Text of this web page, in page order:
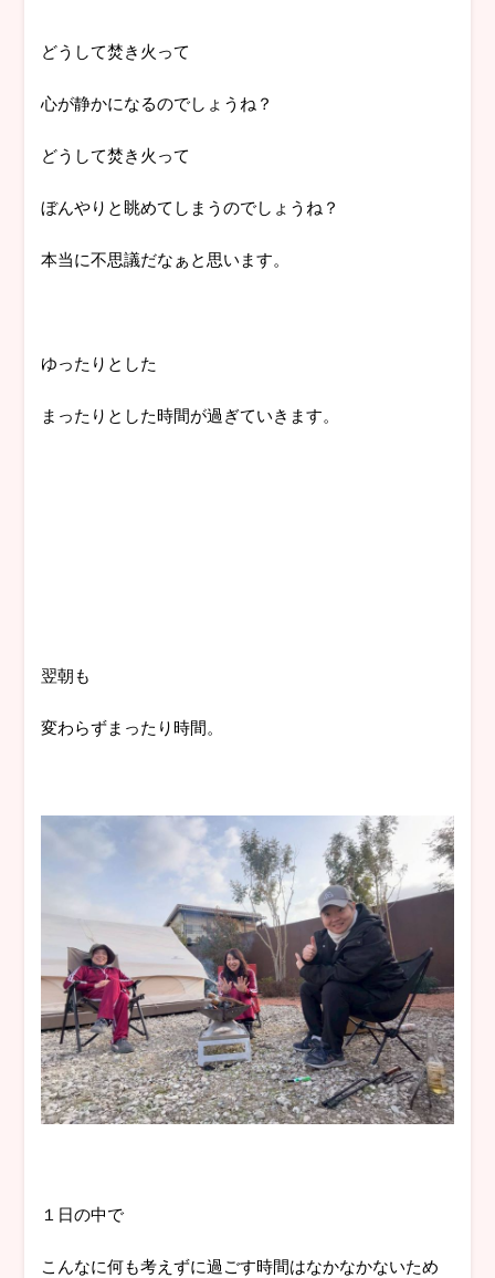
どうして焚き火って
心が静かになるのでしょうね？
どうして焚き火って
ぼんやりと眺めてしまうのでしょうね？
本当に不思議だなぁと思います。
ゆったりとした
まったりとした時間が過ぎていきます。
翌朝も
変わらずまったり時間。
１日の中で
こんなに何も考えずに過ごす時間はなかなかないため